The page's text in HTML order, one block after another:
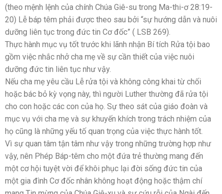
(theo mệnh lệnh của chính Chúa Giê-su trong Ma-thi-ơ 28:19-
20) Lễ báp têm phải được theo sau bởi “sự hướng dẫn và nuôi
dưỡng liên tục trong đức tin Cơ đốc” ( LSB 269).
Thực hành mục vụ tốt trước khi lãnh nhận Bí tích Rửa tội bao
gồm việc nhắc nhở cha mẹ về sự cần thiết của việc nuôi
dưỡng đức tin liên tục như vậy.
Nếu cha mẹ yêu cầu Lễ rửa tội và không công khai từ chối
hoặc bác bỏ kỳ vọng này, thì người Luther thường đã rửa tội
cho con hoặc các con của họ. Sự theo sát của giáo đoàn và
mục vụ với cha mẹ và sự khuyến khích trong trách nhiệm của
họ cũng là những yếu tố quan trọng của việc thực hành tốt.
Vì sự quan tâm tận tâm như vậy trong những trường hợp như
vậy, nên Phép Báp-têm cho một đứa trẻ thường mang đến
một cơ hội tuyệt vời để khôi phục lại đời sống đức tin của
một gia đình Cơ đốc nhân không hoạt động hoặc thậm chí